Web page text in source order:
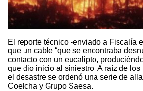
El reporte técnico -enviado a Fiscalía
que un cable “que se encontraba
contacto con un eucalipto,
que dio inicio al siniestro. A raíz de los
el desastre se ordenó una serie de
Coelcha y Grupo Saesa.